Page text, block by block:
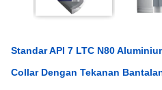
Standar API 7 LTC N80
Collar Dengan Tekanan